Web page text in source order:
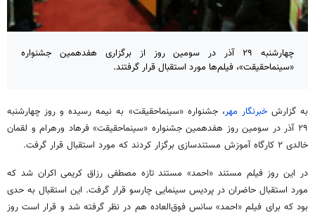
چهارشنبه ۲۹ آذر در سومین روز از برگزاری هفدهمین جشنواره
«سینماحقیقت»، فیلم‌ها مورد استقبال قرار گرفتند.
به گزارشخبرنگار مهر، جشنواره «سینماحقیقت» به نیمه رسیده و روز چهارشنبه
۲۹ آذر در سومین روز هفدهمین جشنواره «سینماحقیقت» فرهاد ورهرام و لقمان
خالدی ۲ کارگاه آموزش مستندسازی برگزار کردند که مورد استقبال قرار گرفت.
در این روز فیلم مستند «احمد» مستند تازه مصطفی رزاق کریمی اکران شد که
مورد استقبال حاضران در پردیس سینمایی چارسو قرار گرفت. این استقبال به حدی
بود که برای فیلم «احمد» سانس فوق‌العاده هم در نظر گرفته شد و قرار است روز